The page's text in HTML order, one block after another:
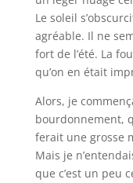
Le soleil
agréable. Il ne
fort de l’été. La
qu’on en était
Alors, je
bourdonnement,
ferait une grosse
Mais je
que c’est un peu